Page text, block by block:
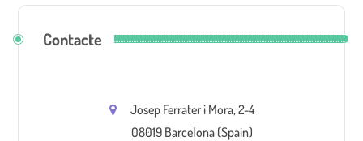
Contacte
Josep Ferrater i Mora, 2-4
08019 Barcelona (Spain)